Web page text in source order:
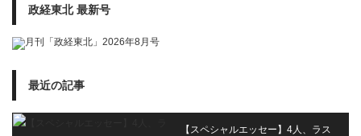
政経東北 最新号
最近の記事
【スペシャルエッセー】4人、ラス